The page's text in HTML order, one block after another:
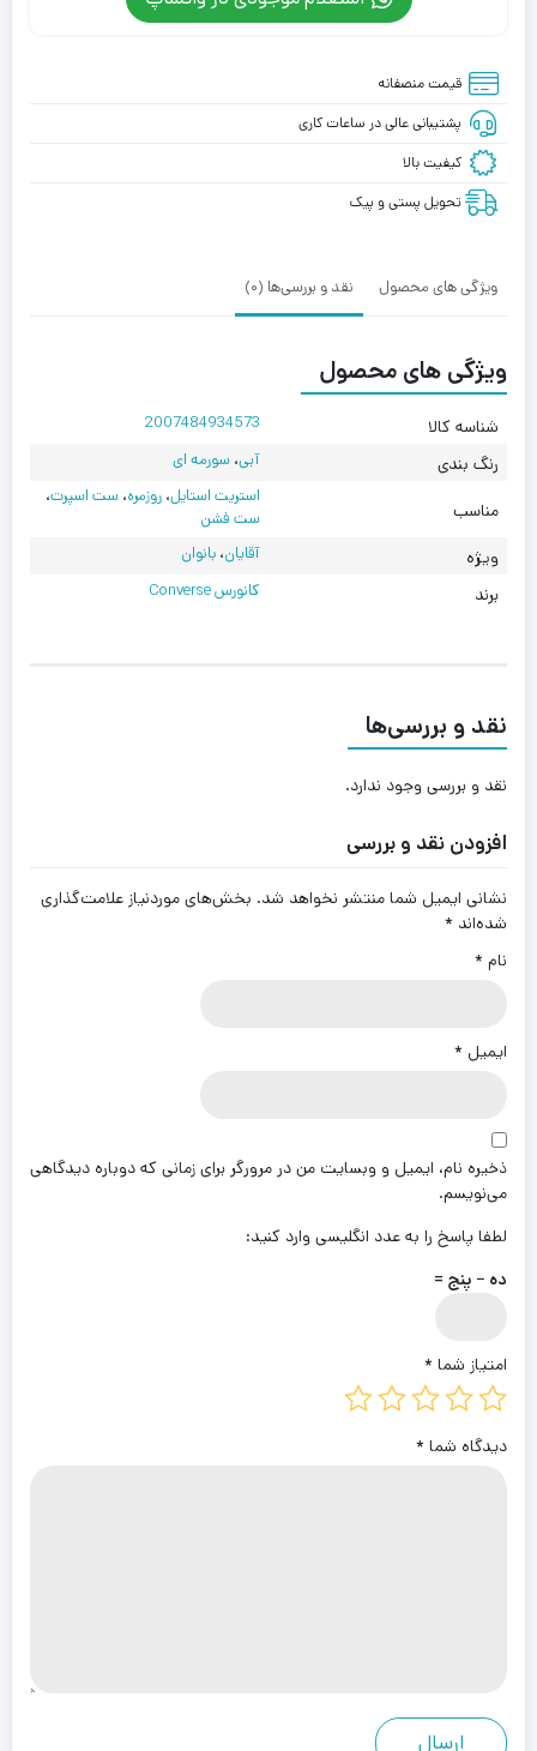
قیمت منصفانه
پشتیبانی عالی در ساعات کاری
کیفیت بالا
تحویل پستی و پیک
ویژگی های محصول نقد و بررسی‌ها (0)
ویژگی های محصول
شناسه کالا 2007484934573
رنگ بندی آبی،سورمه ای
مناسب
استریت استایل،روزمره،ست اسپرت،
ست فشن
ویژه آقایان،بانوان
برند کانورس Converse
نقد و بررسی‌ها
نقد و بررسی وجود ندارد.
افزودن نقد و بررسی
نشانی ایمیل شما منتشر نخواهد شد. بخش‌های موردنیاز علامت‌گذاری
شده‌اند *
نام *
ایمیل *
ذخیره نام، ایمیل و وبسایت من در مرورگر برای زمانی که دوباره دیدگاهی
می‌نویسم.
لطفا پاسخ را به عدد انگلیسی وارد کنید:
ده − پنج =
امتیاز شما *
دیدگاه شما *